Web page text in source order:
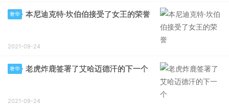
奢华 本尼迪克特·坎伯伯接受了女王的荣誉
2021-09-24
奢华 老虎炸鹿签署了艾哈迈德汗的下一个
2021-09-24